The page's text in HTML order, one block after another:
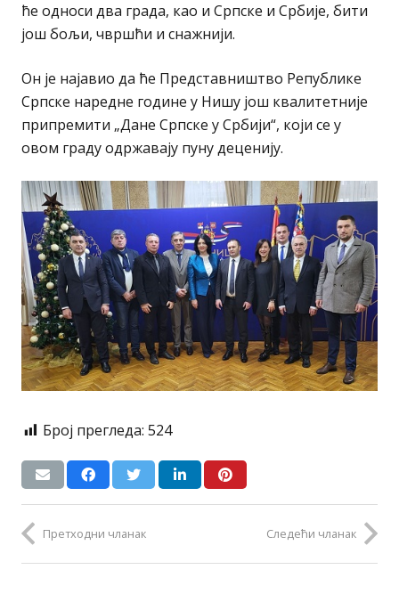
ће односи два града, као и Српске и Србије, бити
још бољи, чвршћи и снажнији.
Он је најавио да ће Представништво Републике
Српске наредне године у Нишу још квалитетније
припремити „Дане Српске у Србији“, који се у
овом граду одржавају пуну деценију.
Број прегледа: 524
Претходни чланак Следећи чланак